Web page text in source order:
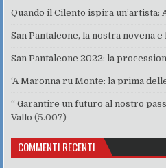
Quando il Cilento ispira un’artista:
San Pantaleone, la nostra novena
San Pantaleone 2022: la
‘A Maronna ru Monte: la prima
“ Garantire un futuro al nostro
Vallo (5.007)
COMMENTI RECENTI